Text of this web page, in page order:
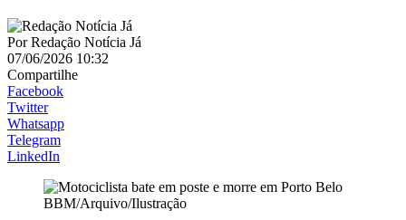
PorRedação Notícia Já
07/06/2026 10:32
Compartilhe
Facebook
Twitter
Whatsapp
Telegram
LinkedIn
BBM/Arquivo/Ilustração